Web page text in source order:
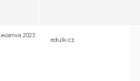
жовтня 2023
edulk.cz